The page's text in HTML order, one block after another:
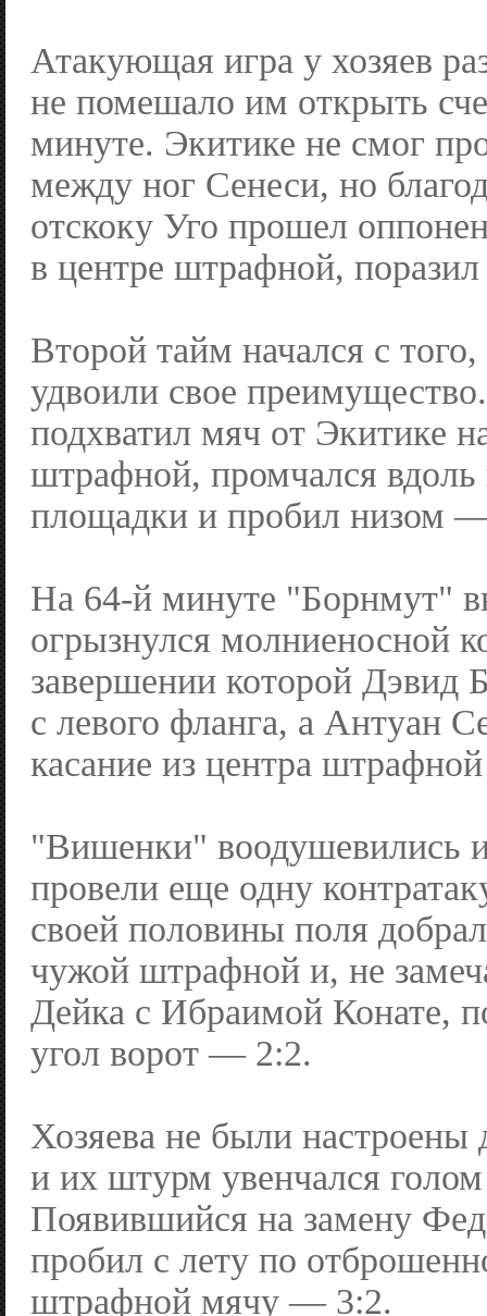
Атакующая игра у хозяев
не помешало им открыть
минуте. Экитике не смог
между ног Сенеси, но
отскоку Уго прошел
в центре штрафной,
Второй тайм начался с
удвоили свое
подхватил мяч от Экитике
штрафной, промчался
площадки и пробил низом
На 64-й минуте "Борнмут"
огрызнулся молниеносной
завершении которой Дэвид
с левого фланга, а Антуан
касание из центра
"Вишенки" воодушевились
провели еще одну
своей половины поля
чужой штрафной и, не
Дейка с Ибраимой Конате,
угол ворот — 2:2.
Хозяева не были настроены
и их штурм увенчался
Появившийся на замену
пробил с лету по
штрафной мячу — 3:2.